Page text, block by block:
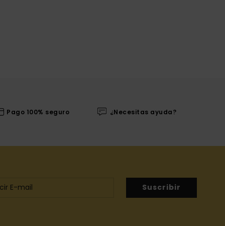
Pago 100% seguro ¿Necesitas ayuda?
Suscribir